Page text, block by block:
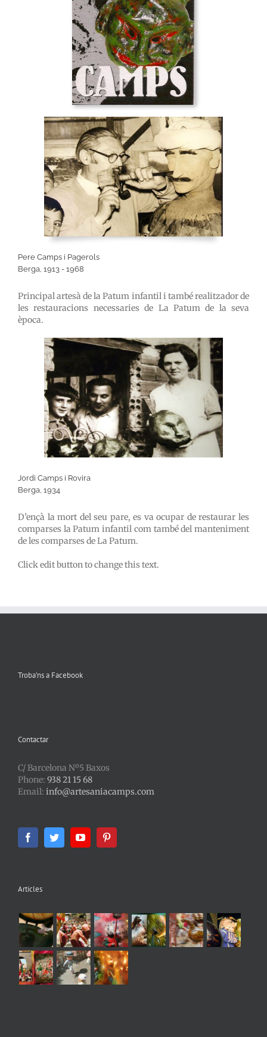
Pere Camps i Pagerols
Berga, 1913 - 1968
Principal artesà de la Patum infantil i també realitzador de
les restauracions necessaries de La Patum de la seva
època.
Jordi Camps i Rovira
Berga, 1934
D’ençà la mort del seu pare, es va ocupar de restaurar les
comparses la Patum infantil com també del manteniment
de les comparses de La Patum.
Click edit button to change this text.
Troba’ns a Facebook
Contactar
C/ Barcelona Nº5 Baxos
Phone: 938 21 15 68
Email: info@artesaniacamps.com
Articles